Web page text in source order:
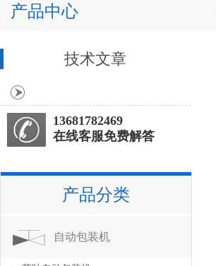
产品中心
技术文章
13681782469
在线客服免费解答
产品分类
自动包装机